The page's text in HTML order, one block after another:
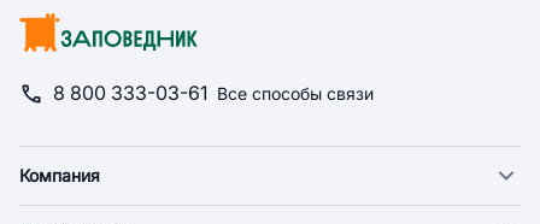
8 800 333-03-61 Все способы связи
Компания